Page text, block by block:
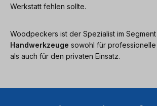
Werkstatt fehlen sollte.
Woodpeckers ist der Spezialist im
Handwerkzeuge sowohl für
als auch für den privaten Einsatz.